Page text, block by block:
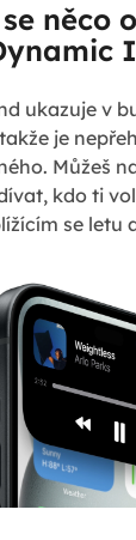
něco
ukazuje v
je
Můžeš
kdo ti
se letu